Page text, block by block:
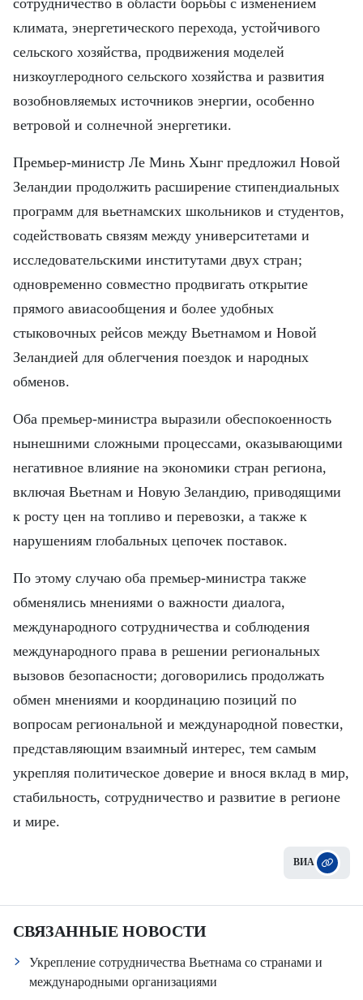
климата, энергетического перехода, устойчивого
сельского хозяйства, продвижения моделей
низкоуглеродного сельского хозяйства и развития
возобновляемых источников энергии, особенно
ветровой и солнечной энергетики.
Премьер-министр Ле Минь Хынг предложил Новой
Зеландии продолжить расширение стипендиальных
программ для вьетнамских школьников и студентов,
содействовать связям между университетами и
исследовательскими институтами двух стран;
одновременно совместно продвигать открытие
прямого авиасообщения и более удобных
стыковочных рейсов между Вьетнамом и Новой
Зеландией для облегчения поездок и народных
обменов.
Оба премьер-министра выразили обеспокоенность
нынешними сложными процессами, оказывающими
негативное влияние на экономики стран региона,
включая Вьетнам и Новую Зеландию, приводящими
к росту цен на топливо и перевозки, а также к
нарушениям глобальных цепочек поставок.
По этому случаю оба премьер-министра также
обменялись мнениями о важности диалога,
международного сотрудничества и соблюдения
международного права в решении региональных
вызовов безопасности; договорились продолжать
обмен мнениями и координацию позиций по
вопросам региональной и международной повестки,
представляющим взаимный интерес, тем самым
укрепляя политическое доверие и внося вклад в мир,
стабильность, сотрудничество и развитие в регионе
и мире.
ВИА
СВЯЗАННЫЕ НОВОСТИ
Укрепление сотрудничества Вьетнама со странами и
международными организациями